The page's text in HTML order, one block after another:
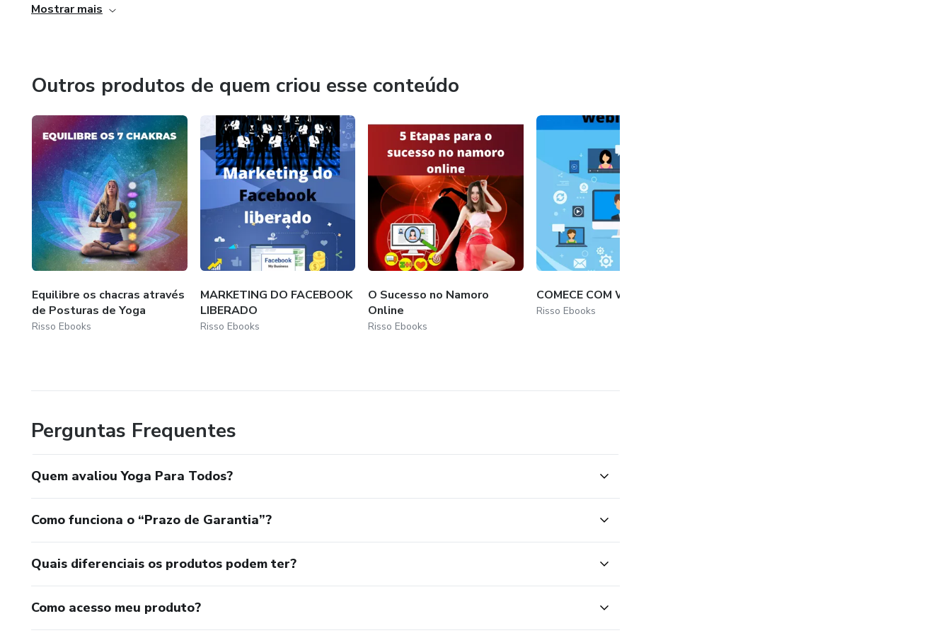
Mostrar mais
Outros produtos de quem criou esse conteúdo
Equilibre os chacras através
de Posturas de Yoga
Risso Ebooks
MARKETING DO FACEBOOK
LIBERADO
Risso Ebooks
O Sucesso no Namoro
Online
Risso Ebooks
COMECE COM WEBINAR
Risso Ebooks
Perguntas Frequentes
Quem avaliou Yoga Para Todos?
Como funciona o “Prazo de Garantia”?
Quais diferenciais os produtos podem ter?
Como acesso meu produto?